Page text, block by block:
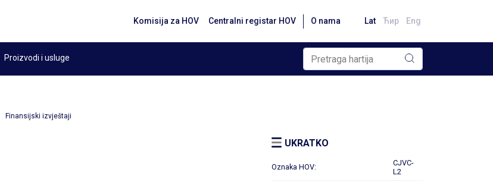
Komisija za HOV Centralni registar HOV O nama Lat Ћир Eng
Proizvodi i usluge
Finansijski izvještaji
UKRATKO
Oznaka HOV:
CJVC-
L2